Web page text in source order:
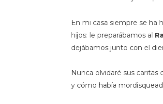
En mi casa siempre se ha
hijos: le preparábamos al
dejábamos junto con el
Nunca olvidaré sus
y cómo había